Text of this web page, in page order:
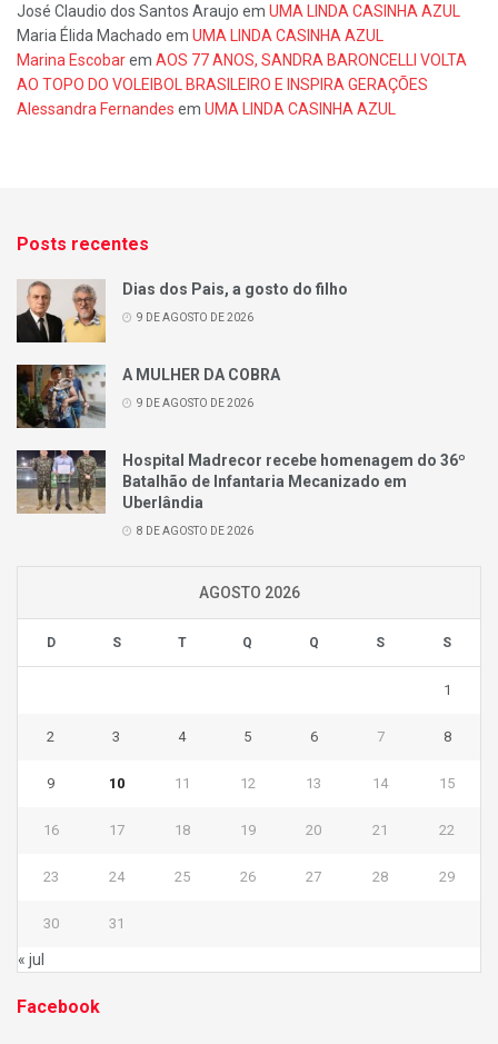
José Claudio dos Santos Araujo em UMA LINDA CASINHA AZUL
Maria Élida Machado em UMA LINDA CASINHA AZUL
Marina Escobarem AOS 77 ANOS, SANDRA BARONCELLI VOLTA
AO TOPO DO VOLEIBOL BRASILEIRO E INSPIRA GERAÇÕES
Alessandra Fernandes em UMA LINDA CASINHA AZUL
Posts recentes
Dias dos Pais, a gosto do filho
9 DE AGOSTO DE 2026
A MULHER DA COBRA
9 DE AGOSTO DE 2026
Hospital Madrecor recebe homenagem do 36º
Batalhão de Infantaria Mecanizado em
Uberlândia
8 DE AGOSTO DE 2026
AGOSTO 2026
D S T Q Q S S
1
2 3 4 5 6 7 8
9 10 11 12 13 14 15
16 17 18 19 20 21 22
23 24 25 26 27 28 29
30 31
« jul
Facebook